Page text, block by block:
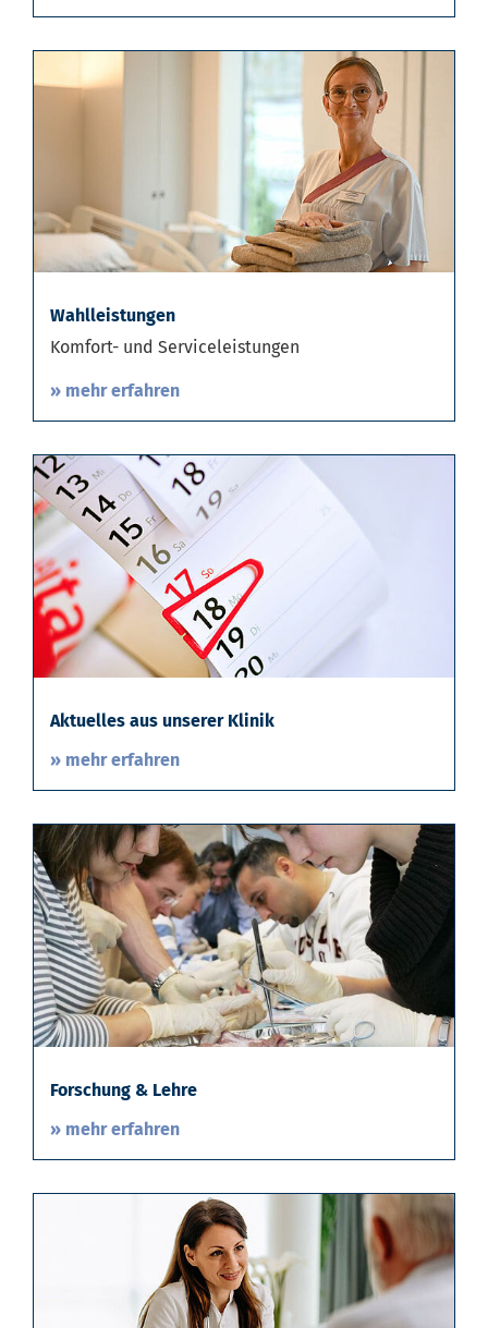
Wahlleistungen
Komfort- und Serviceleistungen
» mehr erfahren
Aktuelles aus unserer Klinik
» mehr erfahren
Forschung & Lehre
» mehr erfahren